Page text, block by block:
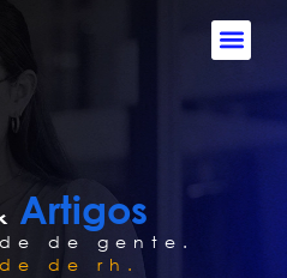
Artigos
de gente.
de rh.